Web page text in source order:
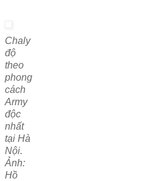
Chaly
độ
theo
phong
cách
Army
độc
nhất
tại Hà
Nội.
Ảnh:
Hồ